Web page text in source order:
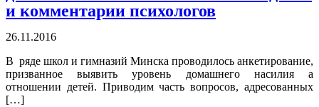
и комментарии психологов
26.11.2016
В ряде школ и гимназий Минска проводилось анкетирование,
призванное выявить уровень домашнего насилия а
отношении детей. Приводим часть вопросов, адресованных
[…]